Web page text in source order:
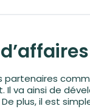
va ainsi de
plus, il est